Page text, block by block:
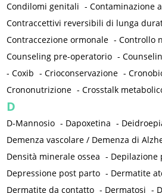
Condilomi genitali -Contaminazione
Contraccettivi reversibili di lunga
Contraccezione ormonale -Controllo
Counseling pre-operatorio -
-Coxib -Crioconservazione -
Crononutrizione -Crosstalk
D
D-Mannosio - Dapoxetina -
Demenza vascolare / Demenza di
Densità minerale ossea - Depilazione
Depressione post parto - Dermatite
Dermatite da contatto - Dermatosi -